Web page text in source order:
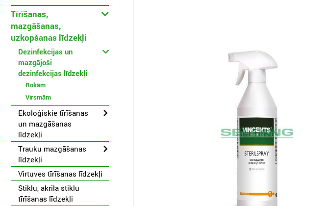
Tīrīšanas,
mazgāšanas,
uzkopšanas līdzekļi
Dezinfekcijas un
mazgājoši
dezinfekcijas līdzekļi
Rokām
Virsmām
Ekoloģiskie tīrīšanas
un mazgāšanas
līdzekļi
Trauku mazgāšanas
līdzekļi
Virtuves tīrīšanas līdzekļi
Stiklu, akrila stiklu
tīrīšanas līdzekļi